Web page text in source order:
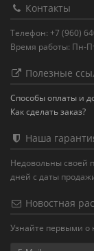
Контакты
Телефон: +7 (960)
Время работы: Пн-
Полезные
Способы оплаты и
Как сделать заказ?
Наша
Недовольны своей
дней с даты
Новостная
Узнайте первыми о